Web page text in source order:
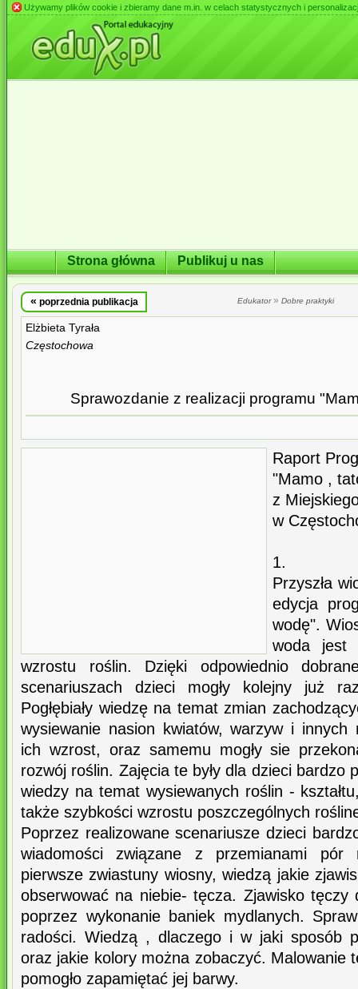
Używamy plików cookie i zbieramy dane m.in. w celach statystycznych i
Strona główna Publikuj u nas
« poprzednia publikacja Edukator» Dobre praktyki
Elżbieta Tyrała
Częstochowa
Sprawozdanie z realizacji programu
Raport
"Mamo ,
z
w
1.
Przyszła
edycja
wodę".
woda jest
wzrostu roślin. Dzięki odpowiednio
scenariuszach dzieci mogły kolejny już
Pogłębiały wiedzę na temat zmian
wysiewanie nasion kwiatów, warzyw i innych
ich wzrost, oraz samemu mogły sie
rozwój roślin. Zajęcia te były dla dzieci bardzo
wiedzy na temat wysiewanych roślin -
także szybkości wzrostu poszczególnych
Poprzez realizowane scenariusze dzieci
wiadomości związane z przemianami pór
pierwsze zwiastuny wiosny, wiedzą jakie
obserwować na niebie- tęcza. Zjawisko tęczy
poprzez wykonanie baniek mydlanych.
radości. Wiedzą , dlaczego i w jaki sposób
oraz jakie kolory można zobaczyć. Malowanie
pomogło zapamiętać jej barwy.